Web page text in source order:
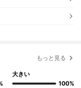
もっと見る
大きい
100%